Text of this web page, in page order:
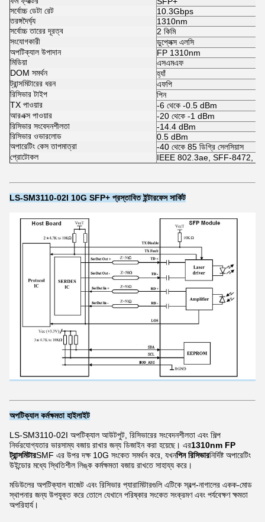
সর্বোচ্চ ডেটা রেট
10.3Gbps
তরঙ্গদৈর্ঘ্য
1310nm
সর্বোচ্চ তারের দূরত্ব
2 কিমি
সংযোগকারী
ডুপ্লেক্স এলসি
অপটিক্যাল উপাদান
FP 1310nm
মিডিয়া
এসএমএফ
DOM সমর্থন
হ্যাঁ
ট্রান্সমিটারের ধরন
এফপি
রিসিভার টাইপ
পিন
TX পাওয়ার
-6 থেকে -0.5 dBm
আরএক্স পাওয়ার
-20 থেকে -1 dBm
রিসিভার সংবেদনশীলতা
-14.4 dBm
রিসিভার ওভারলোড
0.5 dBm
অপারেটিং কেস তাপমাত্রা
-40 থেকে 85 ডিগ্রি সেলসিয়াস
প্রোটোকল
IEEE 802.3ae, SFF-8472,
LS-SM3110-02I 10G SFP+ প্রস্তাবিত ইন্টারফেস সার্কিট
অপটিক্যাল কর্মক্ষমতা হাইলাইট
LS-SM3110-02I অপটিক্যাল আউটপুট, রিসিভারের সংবেদনশীলতা এবং শিল্প
নির্ভরযোগ্যতার ভারসাম্য বজায় রাখার জন্য ডিজাইন করা হয়েছে। এর1310nm FP
ট্রান্সমিটারSMF এর উপর দক্ষ 10G সংকেত সমর্থন করে, যখনপিন রিসিভারনির্দিষ্ট অপারেটিং
উইন্ডোর মধ্যে স্থিতিশীল লিঙ্ক কর্মক্ষমতা বজায় রাখতে সাহায্য করে।
মডিউলের অপটিক্যাল বাজেট এবং রিসিভার প্যারামিটারগুলি এটিকে স্বল্প-নাগালের একক-মোড
স্থাপনার জন্য উপযুক্ত করে তোলে যেখানে পরিষ্কার সংকেত সংক্রমণ এবং পর্যবেক্ষণ ক্ষমতা
অপরিহার্য।